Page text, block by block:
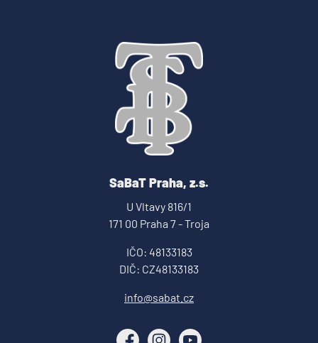
SaBaT Praha, z.s.
U Vltavy 816/1
171 00 Praha 7 - Troja
IČO: 48133183
DIČ: CZ48133183
info@sabat.cz